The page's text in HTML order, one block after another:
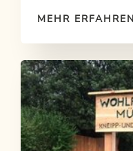
MEHR ERFAHREN